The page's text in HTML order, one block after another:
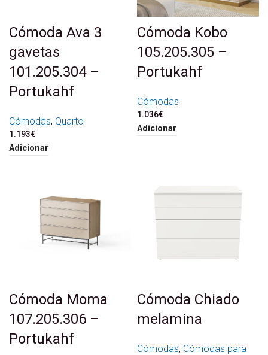
Cómoda Ava 3
gavetas
101.205.304 –
Portukahf
Cómodas, Quarto
1.193€
Adicionar
Cómoda Kobo
105.205.305 –
Portukahf
Cómodas
1.036€
Adicionar
Cómoda Moma
107.205.306 –
Portukahf
Cómoda Chiado
melamina
Cómodas, Cómodas para